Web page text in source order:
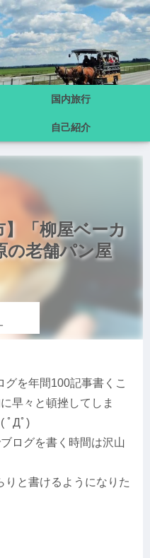
国内旅行
自己紹介
】「柳屋ベーカ
の老舗パン屋
を年間100記事書くこ
早々と頓挫してしま
ﾟДﾟ)
ログを書く時間は沢山
りと書けるようになりた